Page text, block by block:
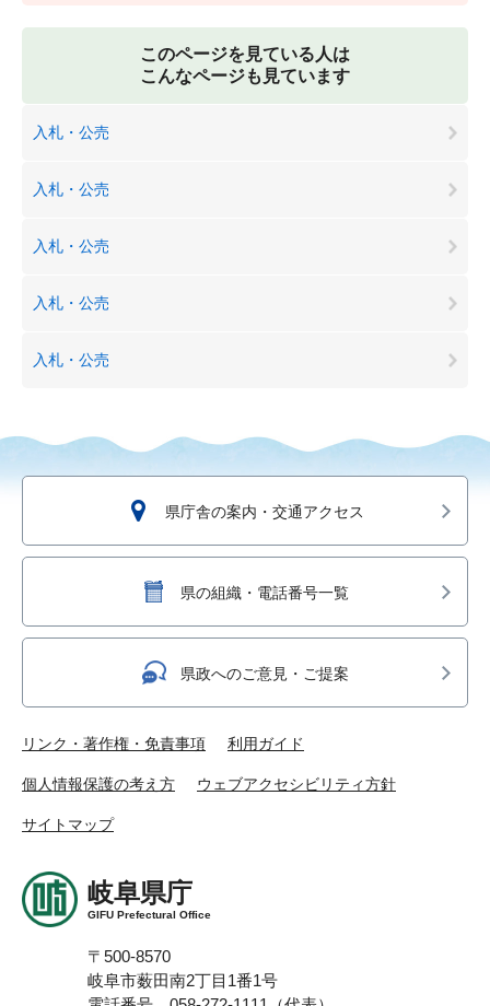
このページを見ている人は
こんなページも見ています
入札・公売
入札・公売
入札・公売
入札・公売
入札・公売
県庁舎の案内・交通アクセス
県の組織・電話番号一覧
県政へのご意見・ご提案
リンク・著作権・免責事項 利用ガイド
個人情報保護の考え方 ウェブアクセシビリティ方針
サイトマップ
岐阜県庁
GIFU Prefectural Office
〒500-8570
岐阜市薮田南2丁目1番1号